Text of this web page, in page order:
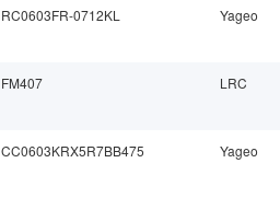
RC0603FR-0712KL Yageo
FM407 LRC
CC0603KRX5R7BB475 Yageo